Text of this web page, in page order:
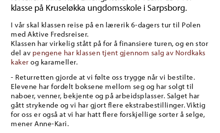
klasse på Kruseløkka ungdomsskole i Sarpsborg.
I vår skal klassen reise på en lærerik 6-dagers tur til Polen
med Aktive Fredsreiser.
Klassen har virkelig stått på for å finansiere turen, og en stor
del av pengene har klassen tjent gjennom salg av Nordkaks
kaker og karameller.
- Returretten gjorde at vi følte oss trygge når vi bestilte.
Elevene har fordelt boksene mellom seg og har solgt til
naboer, venner, bekjente og på arbeidsplasser. Salget har
gått strykende og vi har gjort flere ekstrabestillinger. Viktig
for oss er også at vi har hatt flere forskjellige sorter å selge,
mener Anne-Kari.